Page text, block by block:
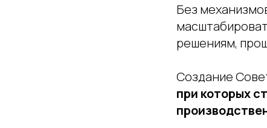
Без
решениям,
Создание
при которых